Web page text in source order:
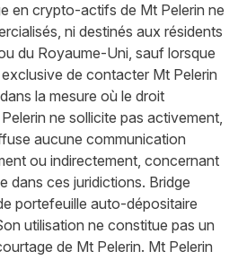
en crypto-actifs de Mt Pelerin ne
ni destinés aux résidents
du Royaume-Uni, sauf lorsque
de contacter Mt Pelerin
la mesure où le droit
ne sollicite pas activement,
aucune communication
ou indirectement, concernant
dans ces juridictions. Bridge
portefeuille auto-dépositaire
utilisation ne constitue pas un
de Mt Pelerin. Mt Pelerin